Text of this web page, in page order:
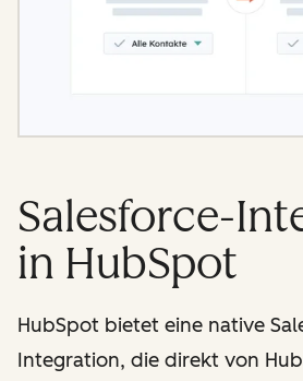
Salesforce-
in HubSpot
HubSpot bietet eine native
Integration, die direkt von